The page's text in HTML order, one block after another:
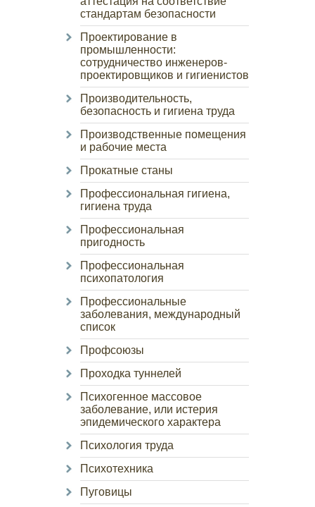
стандартам безопасности
Проектирование в
промышленности:
сотрудничество инженеров-
проектировщиков и гигиенистов
Производительность,
безопасность и гигиена труда
Производственные помещения
и рабочие места
Прокатные станы
Профессиональная гигиена,
гигиена труда
Профессиональная
пригодность
Профессиональная
психопатология
Профессиональные
заболевания, международный
список
Профсоюзы
Проходка туннелей
Психогенное массовое
заболевание, или истерия
эпидемического характера
Психология труда
Психотехника
Пуговицы